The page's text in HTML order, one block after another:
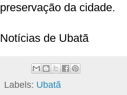
preservação da cidade.
Notícias de Ubatã
Labels: Ubatã